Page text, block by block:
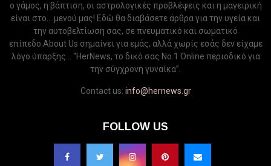
ο γάμος, η βάπτιση, οι αστρολογικές προβλέψεις και η μαγειρική
είναι στο... μενού μας! Εδώ θα διαβάσετε άρθρα για την υγεία και
την αυτοβελτίωση σας, σε πνευματικό και σωματικό
επίπεδο.About Us σημαίνει για εμάς, αλλά χωρίς εσάς δεν είχαμε
λόγο ύπαρξης... “HerNews, το δικό σας Νo.1 Online περιοδικό για
την σύγχρονη γυναίκα”.
Contact us: info@hernews.gr
FOLLOW US